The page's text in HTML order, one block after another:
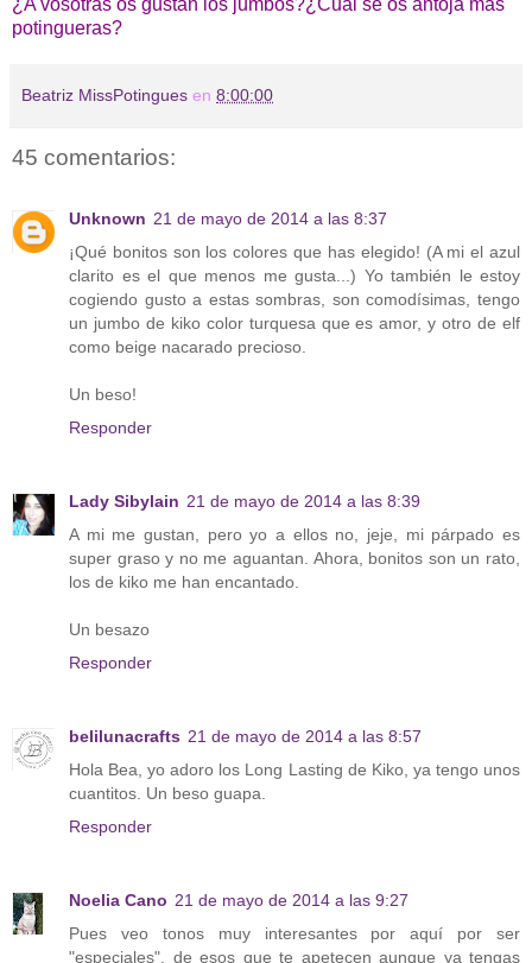
potingueras?
Beatriz MissPotingues en 8:00:00
45 comentarios:
Unknown 21 de mayo de 2014 a las 8:37
¡Qué bonitos son los colores que has elegido! (A mi el azul
clarito es el que menos me gusta...) Yo también le estoy
cogiendo gusto a estas sombras, son comodísimas, tengo
un jumbo de kiko color turquesa que es amor, y otro de elf
como beige nacarado precioso.
Un beso!
Responder
Lady Sibylain 21 de mayo de 2014 a las 8:39
A mi me gustan, pero yo a ellos no, jeje, mi párpado es
super graso y no me aguantan. Ahora, bonitos son un rato,
los de kiko me han encantado.
Un besazo
Responder
belilunacrafts 21 de mayo de 2014 a las 8:57
Hola Bea, yo adoro los Long Lasting de Kiko, ya tengo unos
cuantitos. Un beso guapa.
Responder
Noelia Cano 21 de mayo de 2014 a las 9:27
Pues veo tonos muy interesantes por aquí por ser
"especiales", de esos que te apetecen aunque ya tengas